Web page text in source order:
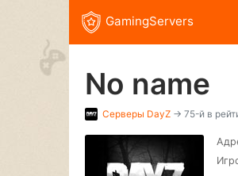
GamingServers
No name
Серверы DayZ → 75-й в